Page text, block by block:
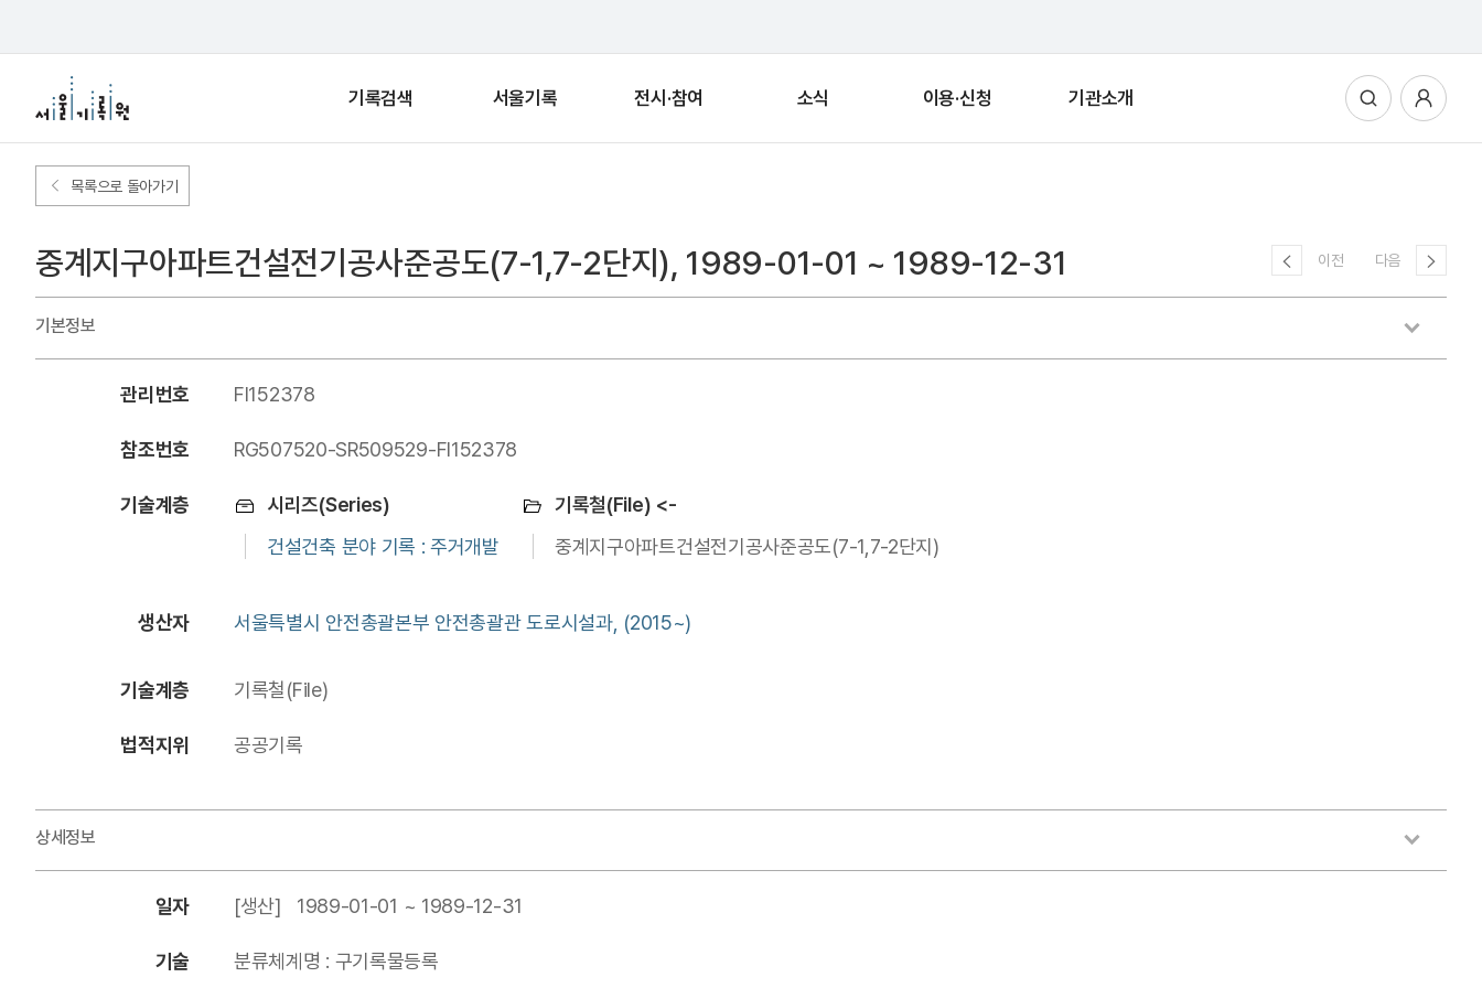
기록검색 서울기록 전시·참여 소식 이용·신청 기관소개 사용자메뉴
목록으로 돌아가기
중계지구아파트건설전기공사준공도(7-1,7-2단지), 1989-01-01 ~ 1989-12-31 이전 다음
기본정보
관리번호 FI152378
참조번호 RG507520-SR509529-FI152378
기술계층
시리즈(Series)
건설건축 분야 기록 : 주거개발
기록철(File) <-
중계지구아파트건설전기공사준공도(7-1,7-2단지)
생산자 서울특별시 안전총괄본부 안전총괄관 도로시설과, (2015~)
기술계층 기록철(File)
법적지위 공공기록
상세정보
일자 [생산] 1989-01-01 ~ 1989-12-31
기술 분류체계명 : 구기록물등록